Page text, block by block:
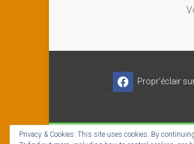
Propr'éclair
Copyright © 2026Propr'éclair ✓
Privacy & Cookies: This site uses cookies. By